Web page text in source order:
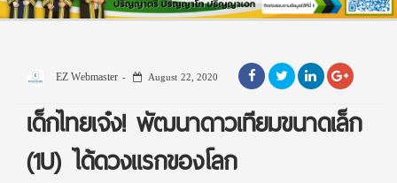
EZ Webmaster August 22, 2020
เด็กไทยเจ๋ง! พัฒนาดาวเทียมขนาดเล็ก
(1U) ได้ดวงแรกของโลก